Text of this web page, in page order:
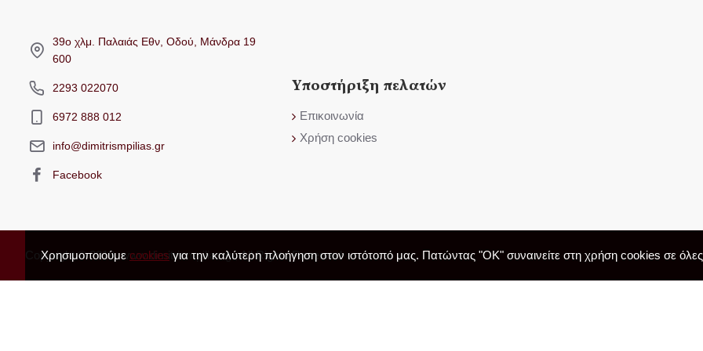
39ο χλμ. Παλαιάς Εθν, Οδού, Μάνδρα 19
600
2293 022070
6972 888 012
info@dimitrismpilias.gr
Facebook
Υποστήριξη πελατών
Επικοινωνία
Χρήση cookies
Copyright © 2019, www.dimitrismpilias.gr, All Rights Reserved
Χρησιμοποιούμε cookies για την καλύτερη πλοήγηση στον ιστότοπό μας. Πατώντας "OK" συναινείτε στη χρήση cookies σε όλες